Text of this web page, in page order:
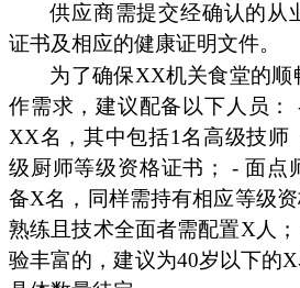
供应商需提交经确认的从
证书及相应的健康证明文件。
为了确保XX机关食堂的顺
作需求，建议配备以下人员：
XX名，其中包括1名高级技师
级厨师等级资格证书； - 面点
备X名，同样需持有相应等级资
熟练且技术全面者需配置X人
验丰富的，建议为40岁以下的